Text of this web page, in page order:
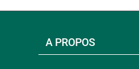
A PROPOS